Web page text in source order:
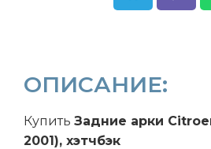
ОПИСАНИЕ:
Купить Задние арки
2001), хэтчбэк